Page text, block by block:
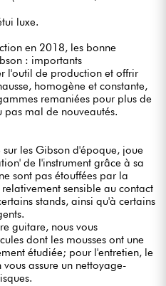
luxe.
en 2018, les bonne
: importants
l'outil de production et offrir
homogène et constante,
remaniées pour plus de
pas mal de nouveautés.
les Gibson d'époque, joue
de l'instrument grâce à sa
sont pas étouffées par la
sensible au contact
stands, ainsi qu'à certains
guitare, nous vous
dont les mousses ont une
étudiée; pour l'entretien, le
assure un nettoyage-